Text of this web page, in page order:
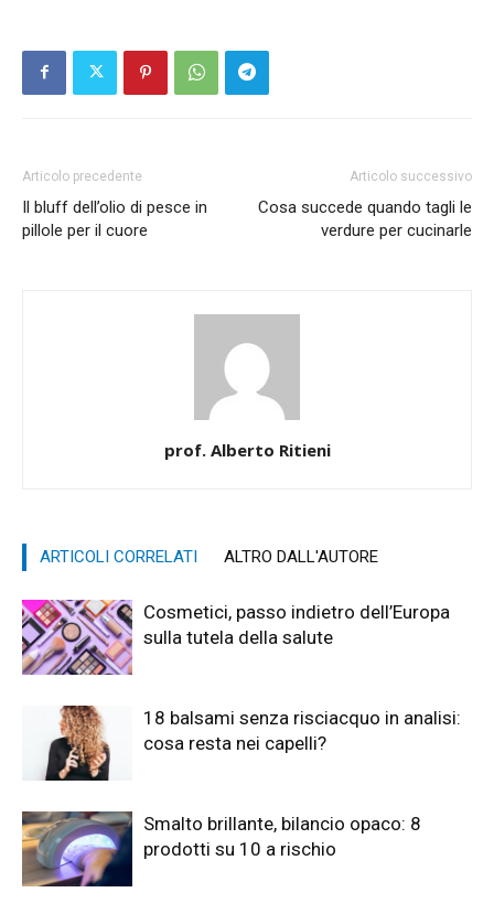
Articolo precedente
Il bluff dell’olio di pesce in
pillole per il cuore
Articolo successivo
Cosa succede quando tagli le
verdure per cucinarle
prof. Alberto Ritieni
ARTICOLI CORRELATI ALTRO DALL'AUTORE
Cosmetici, passo indietro dell’Europa
sulla tutela della salute
18 balsami senza risciacquo in analisi:
cosa resta nei capelli?
Smalto brillante, bilancio opaco: 8
prodotti su 10 a rischio